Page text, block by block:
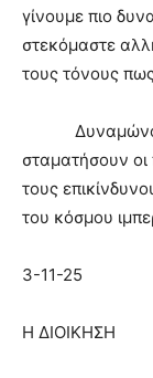
γίνουμε πιο
στεκόμαστε
τους τόνους
σταματήσουν
τους
του κόσμου
3-11-25
Η ΔΙΟΙΚΗΣΗ